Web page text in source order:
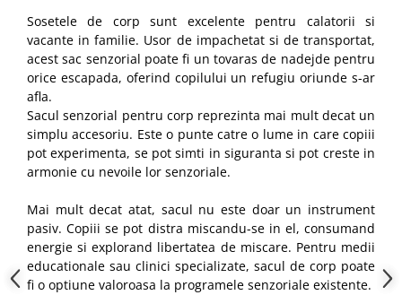
Sosetele de corp sunt excelente pentru calatorii si
vacante in familie. Usor de impachetat si de transportat,
acest sac senzorial poate fi un tovaras de nadejde pentru
orice escapada, oferind copilului un refugiu oriunde s-ar
afla.
Sacul senzorial pentru corp reprezinta mai mult decat un
simplu accesoriu. Este o punte catre o lume in care copiii
pot experimenta, se pot simti in siguranta si pot creste in
armonie cu nevoile lor senzoriale.
Mai mult decat atat, sacul nu este doar un instrument
pasiv. Copiii se pot distra miscandu-se in el, consumand
energie si explorand libertatea de miscare. Pentru medii
educationale sau clinici specializate, sacul de corp poate
fi o optiune valoroasa la programele senzoriale existente.